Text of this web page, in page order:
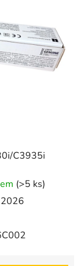
C3935i
(>5 ks)